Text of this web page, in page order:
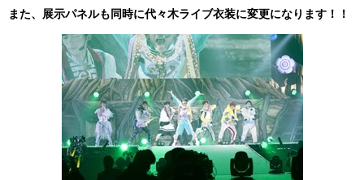
また、展示パネルも同時に代々木ライブ衣装に変更になります！！